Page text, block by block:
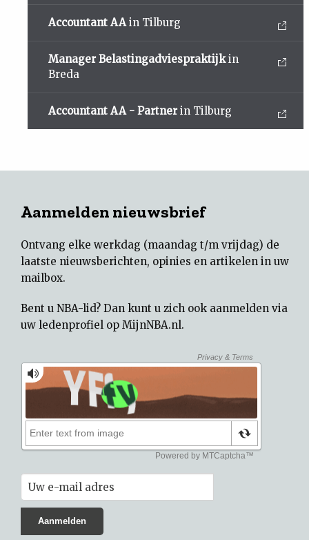
Accountant AAin Tilburg
Manager Belastingadviespraktijkin
Breda
Accountant AA - Partner in Tilburg
Aanmelden nieuwsbrief
Ontvang elke werkdag (maandag t/m vrijdag) de
laatste nieuwsberichten, opinies en artikelen in uw
mailbox.
Bent u NBA-lid? Dan kunt u zich ook aanmelden via
uw ledenprofiel op MijnNBA.nl.